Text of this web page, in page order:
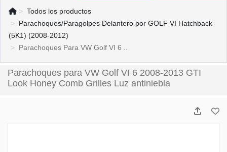
Todos los productos
Parachoques/Paragolpes Delantero por GOLF VI Hatchback
(5K1) (2008-2012)
Parachoques Para VW Golf VI 6 ..
Parachoques para VW Golf VI 6 2008-2013 GTI
Look Honey Comb Grilles Luz antiniebla